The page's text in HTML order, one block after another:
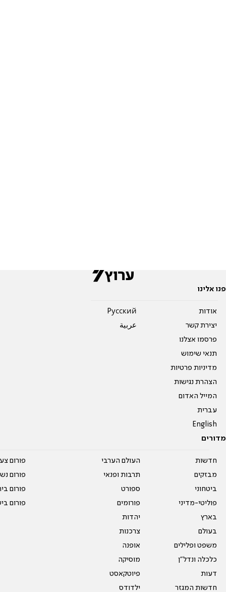
פנו אלינו
אודות
יצירת קשר
פרסמו אצלנו
תנאי שימוש
מדיניות פרטיות
הצהרת נגישות
המייל האדום
עברית
English
Pусский
عربية
מדורים
חדשות
מבזקים
ביטחוני
פוליטי-מדיני
בארץ
בעולם
משפט ופלילים
כלכלה ונדל"ן
דעות
חדשות המגזר
העולם הערבי
תרבות ופנאי
ספורט
פורומים
יהדות
צרכנות
אופנה
מוסיקה
פיוטקאסט
ילדודס
פורום
פורום
פורום
פורום